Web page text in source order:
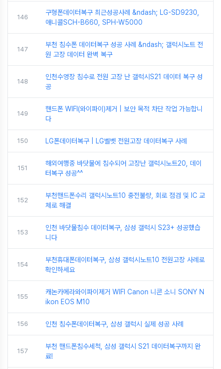
146
구형폰데이터복구 최근성공사례 &ndash; LG-SD9230,
애니콜SCH-B660, SPH-W5000
147
부천 침수폰 데이터복구 성공 사례 &ndash; 갤럭시노트 전
원 고장 데이터 완벽 복구
148
인천수영장 침수로 전원 고장 난 갤럭시S21 데이터 복구 성
공
149
핸드폰 WIFI(와이파이)제거 | 보안 목적 차단 작업 가능합니
다
150 LG폰데이터복구 | LG벨벳 전원고장 데이터복구 사례
151
해외여행중 바닷물에 침수되어 고장난 갤럭시노트20, 데이
터복구 성공^^
152
부천핸드폰수리 갤럭시노트10 충전불량, 회로 점검 및 IC 교
체로 해결
153
인천 바닷물침수 데이터복구, 삼성 갤럭시 S23+ 성공했습
니다
154
부천휴대폰데이터복구, 삼성 갤럭시노트10 전원고장 사례로
확인하세요
155
캐논카메라와이파이제거 WIFI Canon 니콘 소니 SONY N
ikon EOS M10
156 인천 침수폰데이터복구, 삼성 갤럭시 실제 성공 사례
157
부천 핸드폰침수세척, 삼성 갤럭시 S21 데이터복구까지 완
료!